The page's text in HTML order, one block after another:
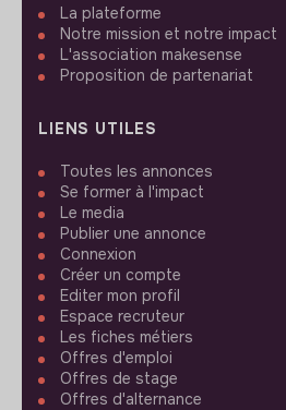
La plateforme
Notre mission et notre impact
L'association makesense
Proposition de partenariat
LIENS UTILES
Toutes les annonces
Se former à l'impact
Le media
Publier une annonce
Connexion
Créer un compte
Editer mon profil
Espace recruteur
Les fiches métiers
Offres d'emploi
Offres de stage
Offres d'alternance